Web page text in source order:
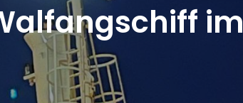
im